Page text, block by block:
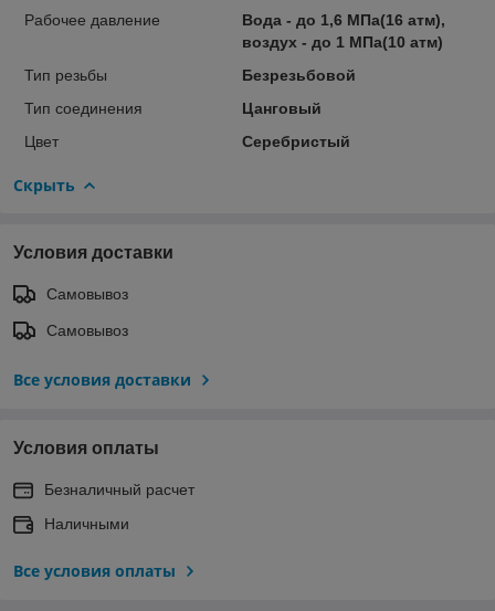
Рабочее давление
Вода - до 1,6 МПа(16 атм),
воздух - до 1 МПа(10 атм)
Тип резьбы
Безрезьбовой
Тип соединения
Цанговый
Цвет
Серебристый
Скрыть
Условия доставки
Самовывоз
Самовывоз
Все условия доставки
Условия оплаты
Безналичный расчет
Наличными
Все условия оплаты